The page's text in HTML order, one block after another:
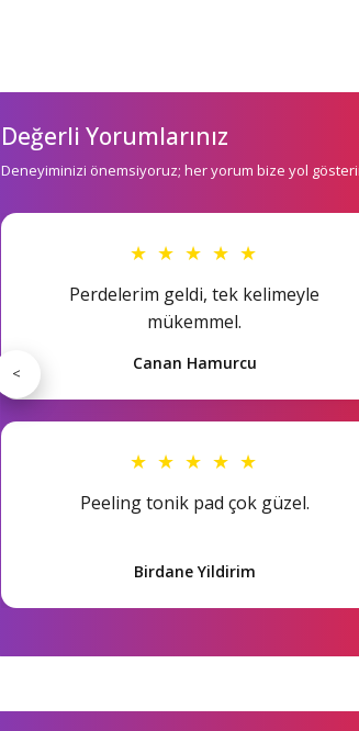
Değerli Yorumlarınız
Deneyiminizi önemsiyoruz; her yorum bize yol
★ ★ ★ ★ ★
Perdelerim geldi, tek kelimeyle
mükemmel.
Canan Hamurcu
★ ★ ★ ★ ★
Peeling tonik pad çok güzel.
Birdane Yildirim
<